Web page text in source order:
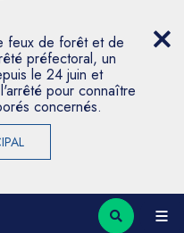
feux de forêt et de
préfectoral, un
le 24 juin et
pour connaître
concernés.